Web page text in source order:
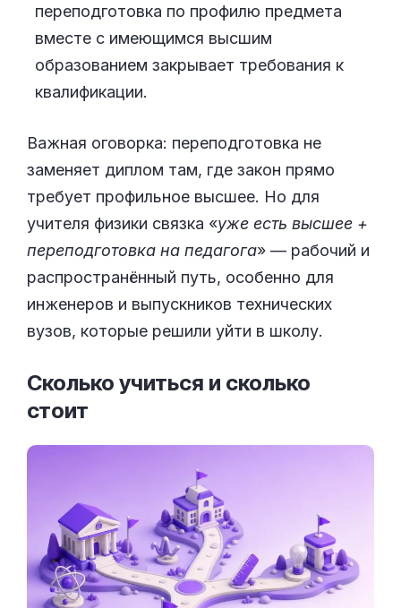
переподготовка по профилю предмета
вместе с имеющимся высшим
образованием закрывает требования к
квалификации.
Важная оговорка: переподготовка не
заменяет диплом там, где закон прямо
требует профильное высшее. Но для
учителя физики связка «уже есть высшее +
переподготовка на педагога» — рабочий и
распространённый путь, особенно для
инженеров и выпускников технических
вузов, которые решили уйти в школу.
Сколько учиться и сколько
стоит